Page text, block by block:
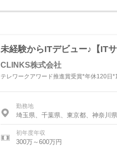
未経験からITデビュー♪【IT
CLINKS株式会社
テレワークアワード推進賞受賞*年休120日
勤務地
埼玉県、千葉県、東京都、神奈川
初年度年収
300万～600万円